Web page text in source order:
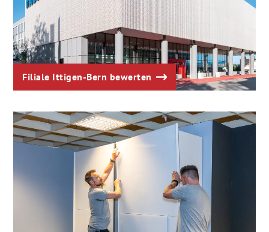
Filiale Ittigen-Bern bewerten